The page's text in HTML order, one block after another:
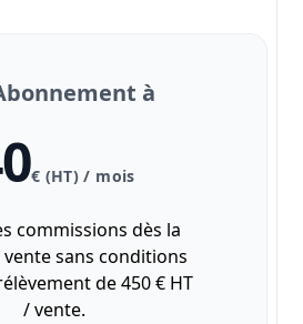
à
€ (HT) / mois
commissions dès la
sans conditions
de 450 € HT
/ vente.